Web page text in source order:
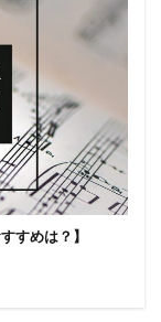
すめは？】